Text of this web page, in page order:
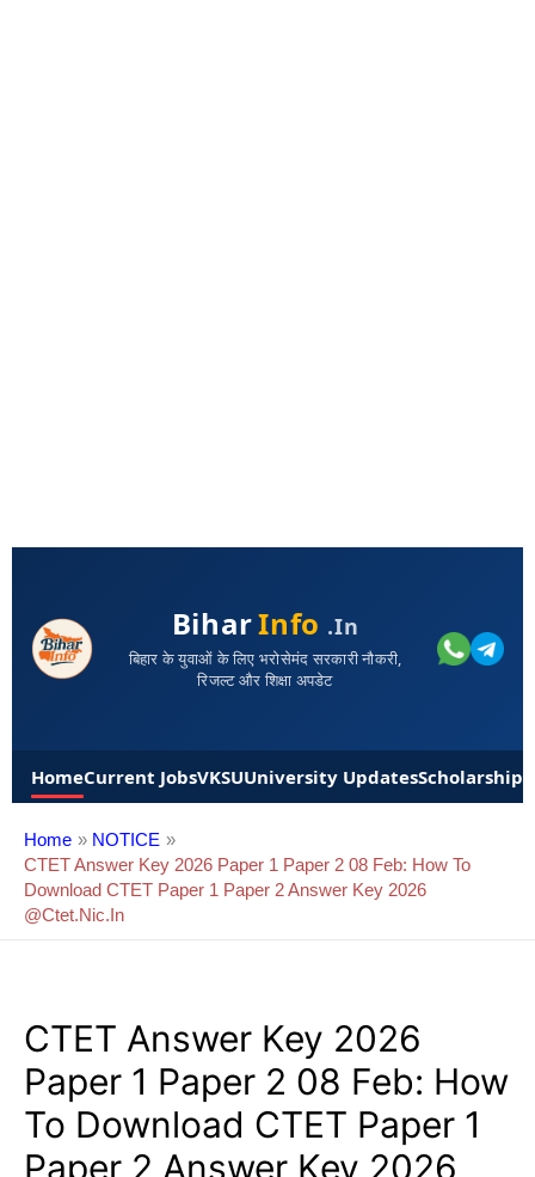
BiharInfo .in
बिहार के युवाओं के लिए भरोसेमंद सरकारी नौकरी,
रिजल्ट और शिक्षा अपडेट
HomeCurrent JobsVKSUUniversity UpdatesScholarships
Home
NOTICE
CTET Answer Key 2026 Paper 1 Paper 2 08 Feb: How To
Download CTET Paper 1 Paper 2 Answer Key 2026
@ctet.nic.in
CTET Answer Key 2026
Paper 1 Paper 2 08 Feb: How
To Download CTET Paper 1
Paper 2 Answer Key 2026